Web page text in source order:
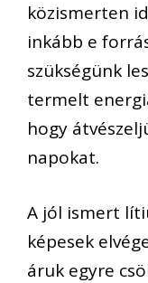
közismerten
inkább e
szükségünk
termelt
hogy
napokat.
A jól ismert
képesek
áruk egyre